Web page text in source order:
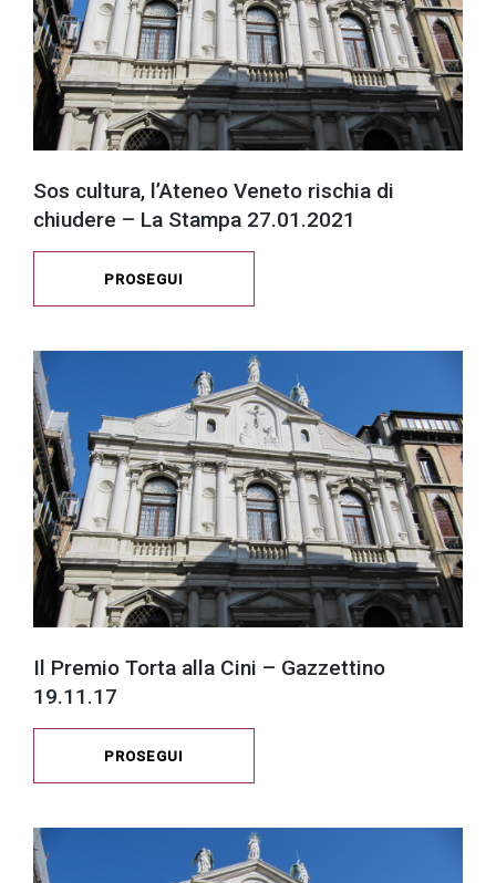
Sos cultura, l’Ateneo Veneto rischia di
chiudere – La Stampa 27.01.2021
PROSEGUI
Il Premio Torta alla Cini – Gazzettino
19.11.17
PROSEGUI